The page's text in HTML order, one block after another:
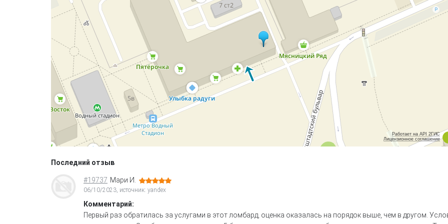
Работает на API 2ГИС
Лицензионное соглашение
Последний отзыв
#19737 Мари И.
06/10/2023, источник: yandex
Комментарий:
Первый раз обратилась за услугами в этот ломбард, оценка оказалась на порядок выше, чем в другом.